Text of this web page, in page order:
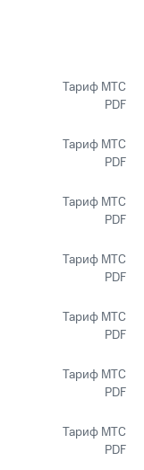
Тариф МТС
PDF
Тариф МТС
PDF
Тариф МТС
PDF
Тариф МТС
PDF
Тариф МТС
PDF
Тариф МТС
PDF
Тариф МТС
PDF